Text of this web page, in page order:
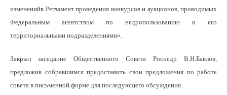
измененийв Регламент проведения конкурсов и аукционов, проводимых
Федеральным агентством по недропользованию и его
территориальными подразделениями».
Закрыл заседание Общественного Совета Роснедр В.Н.Бавлов,
предложив собравшимся предоставить свои предложения по работе
совета в письменной форме для последующего обсуждения.